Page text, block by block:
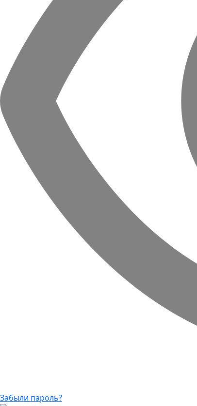
Забыли пароль?